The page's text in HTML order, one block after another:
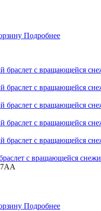
Подробнее
с вращающейся
Подробнее